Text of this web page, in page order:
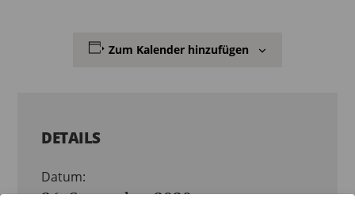
Zum Kalender hinzufügen
DETAILS
Datum:
26. September 2020